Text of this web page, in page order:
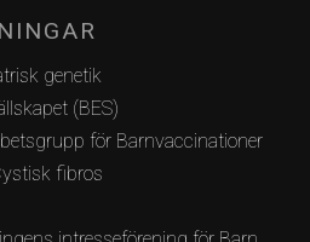
genetik
(BES)
för Barnvaccinationer
fibros